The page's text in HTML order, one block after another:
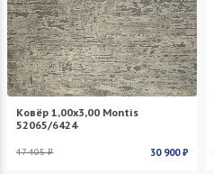
Ковёр 1,00х3,00 Montis
52065/6424
47 405 ₽ 30 900 ₽